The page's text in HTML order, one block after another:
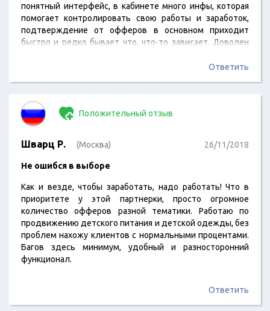
понятный интерфейс, в кабинете много инфы, которая
помогает контролировать свою работы и заработок,
подтверждение от офферов в основном приходит
быстро и редко бывает что, что-то зависает. Доволен
Ответить
Положительный отзыв
Шварц Р. (Москва) 26/11/2018
Не ошибся в выборе
Как и везде, чтобы заработать, надо работать! Что в
приоритете у этой партнерки, просто огромное
количество офферов разной тематики. Работаю по
продвижению детского питания и детской одежды, без
проблем нахожу клиентов с нормальными процентами.
Багов здесь минимум, удобный и разносторонний
функционал.
Ответить